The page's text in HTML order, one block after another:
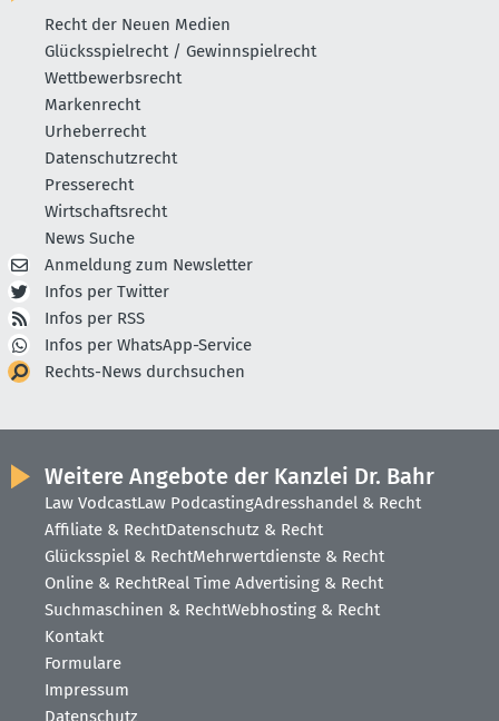
Recht der Neuen Medien
Glücksspielrecht / Gewinnspielrecht
Wettbewerbsrecht
Markenrecht
Urheberrecht
Datenschutzrecht
Presserecht
Wirtschaftsrecht
News Suche
Anmeldung zum Newsletter
Infos per Twitter
Infos per RSS
Infos per WhatsApp-Service
Rechts-News durchsuchen
Weitere Angebote der Kanzlei Dr. Bahr
Law VodcastLaw PodcastingAdresshandel & Recht
Affiliate & RechtDatenschutz & Recht
Glücksspiel & RechtMehrwertdienste & Recht
Online & RechtReal Time Advertising & Recht
Suchmaschinen & RechtWebhosting & Recht
Kontakt
Formulare
Impressum
Datenschutz